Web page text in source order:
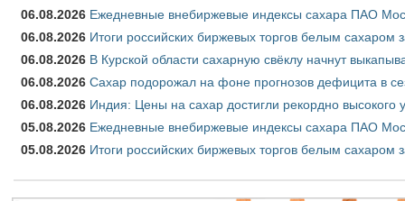
06.08.2026 Ежедневные внебиржевые индексы сахара ПАО
06.08.2026 Итоги российских биржевых торгов белым сахаром
06.08.2026 В Курской области сахарную свёклу начнут
06.08.2026 Сахар подорожал на фоне прогнозов дефицита в
06.08.2026 Индия: Цены на сахар достигли рекордно высокого
05.08.2026 Ежедневные внебиржевые индексы сахара ПАО
05.08.2026 Итоги российских биржевых торгов белым сахаром